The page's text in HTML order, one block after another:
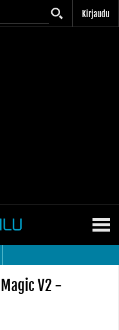
Kirjaudu
V2 -